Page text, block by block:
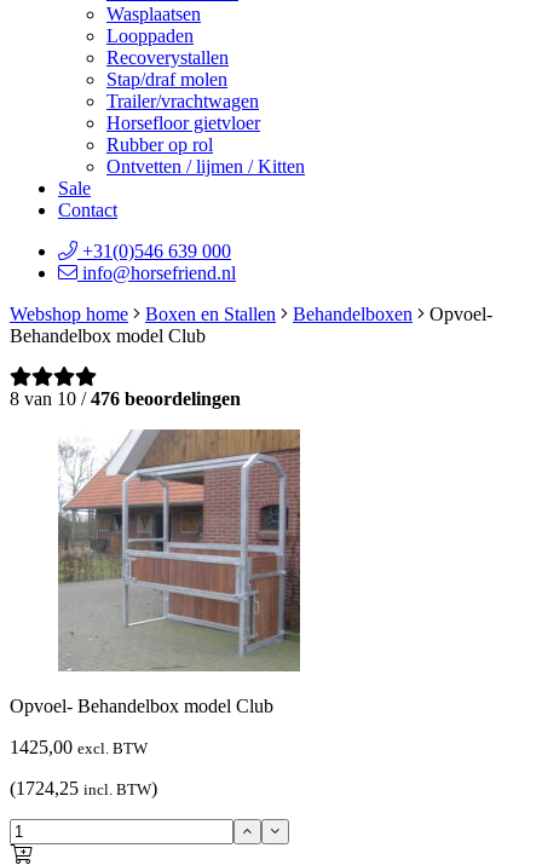
Wasplaatsen
Looppaden
Recoverystallen
Stap/draf molen
Trailer/vrachtwagen
Horsefloor gietvloer
Rubber op rol
Ontvetten / lijmen / Kitten
Sale
Contact
+31(0)546 639 000
info@horsefriend.nl
Webshop home
Boxen en Stallen Behandelboxen
Opvoel-
Behandelbox model Club
8 van 10 /476 beoordelingen
Opvoel- Behandelbox model Club
1425,00 excl. BTW
(1724,25 incl. BTW)